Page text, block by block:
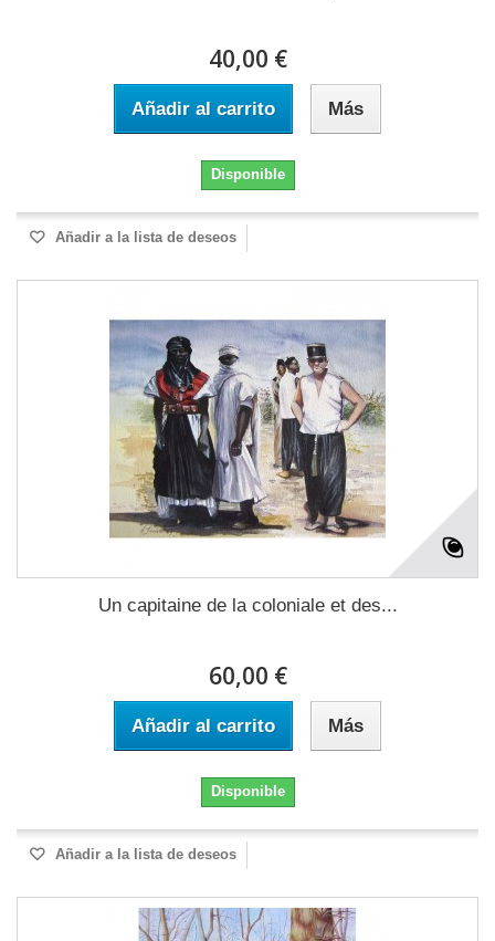
40,00 €
Añadir al carrito Más
Disponible
Añadir a la lista de deseos
Un capitaine de la coloniale et des...
60,00 €
Añadir al carrito Más
Disponible
Añadir a la lista de deseos